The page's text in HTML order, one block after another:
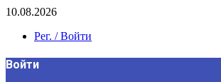
10.08.2026
Рег. / Войти
Войти